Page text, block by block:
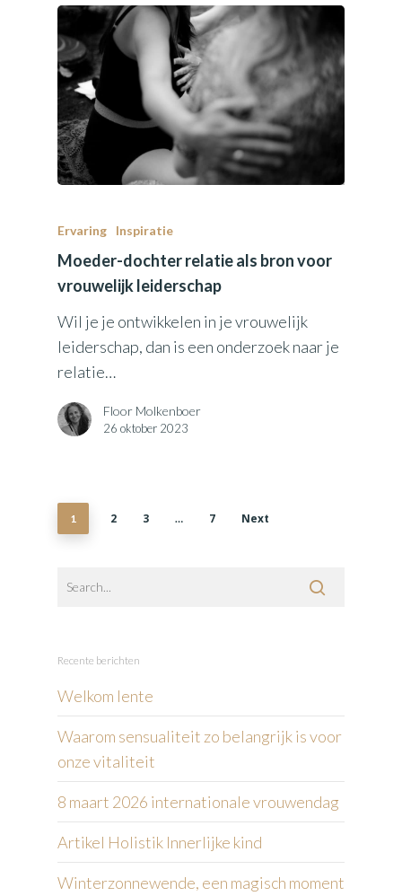
Ervaring Inspiratie
Moeder-dochter relatie als bron voor
vrouwelijk leiderschap
Wil je je ontwikkelen in je vrouwelijk
leiderschap, dan is een onderzoek naar je
relatie…
Floor Molkenboer
26 oktober 2023
1 2 3 … 7 Next
Recente berichten
Welkom lente
Waarom sensualiteit zo belangrijk is voor
onze vitaliteit
8 maart 2026 internationale vrouwendag
Artikel Holistik Innerlijke kind
Winterzonnewende, een magisch moment